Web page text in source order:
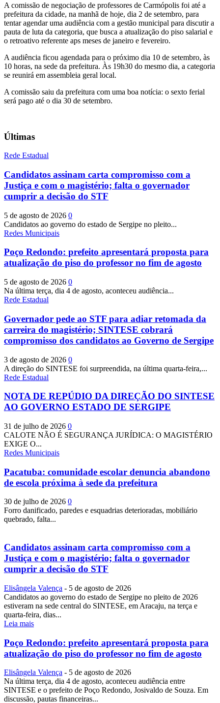
A comissão de negociação de professores de Carmópolis foi até a
prefeitura da cidade, na manhã de hoje, dia 2 de setembro, para
tentar agendar uma audiência com a gestão municipal para discutir a
pauta de luta da categoria, que busca a atualização do piso salarial e
o retroativo referente aps meses de janeiro e fevereiro.
A audiência ficou agendada para o próximo dia 10 de setembro, às
10 horas, na sede da prefeitura. Às 19h30 do mesmo dia, a categoria
se reunirá em assembleia geral local.
A comissão saiu da prefeitura com uma boa notícia: o sexto ferial
será pago até o dia 30 de setembro.
Últimas
Rede Estadual
Candidatos assinam carta compromisso com a
Justiça e com o magistério; falta o governador
cumprir a decisão do STF
5 de agosto de 2026 0
Candidatos ao governo do estado de Sergipe no pleito...
Redes Municipais
Poço Redondo: prefeito apresentará proposta para
atualização do piso do professor no fim de agosto
5 de agosto de 2026 0
Na última terça, dia 4 de agosto, aconteceu audiência...
Rede Estadual
Governador pede ao STF para adiar retomada da
carreira do magistério; SINTESE cobrará
compromisso dos candidatos ao Governo de Sergipe
3 de agosto de 2026 0
A direção do SINTESE foi surpreendida, na última quarta-feira,...
Rede Estadual
NOTA DE REPÚDIO DA DIREÇÃO DO SINTESE
AO GOVERNO ESTADO DE SERGIPE
31 de julho de 2026 0
CALOTE NÃO É SEGURANÇA JURÍDICA: O MAGISTÉRIO
EXIGE O...
Redes Municipais
Pacatuba: comunidade escolar denuncia abandono
de escola próxima à sede da prefeitura
30 de julho de 2026 0
Forro danificado, paredes e esquadrias deterioradas, mobiliário
quebrado, falta...
Candidatos assinam carta compromisso com a
Justiça e com o magistério; falta o governador
cumprir a decisão do STF
Elisângela Valença - 5 de agosto de 2026
Candidatos ao governo do estado de Sergipe no pleito de 2026
estiveram na sede central do SINTESE, em Aracaju, na terça e
quarta-feira, dias...
Leia mais
Poço Redondo: prefeito apresentará proposta para
atualização do piso do professor no fim de agosto
Elisângela Valença - 5 de agosto de 2026
Na última terça, dia 4 de agosto, aconteceu audiência entre
SINTESE e o prefeito de Poço Redondo, Josivaldo de Souza. Em
discussão, pautas financeiras...